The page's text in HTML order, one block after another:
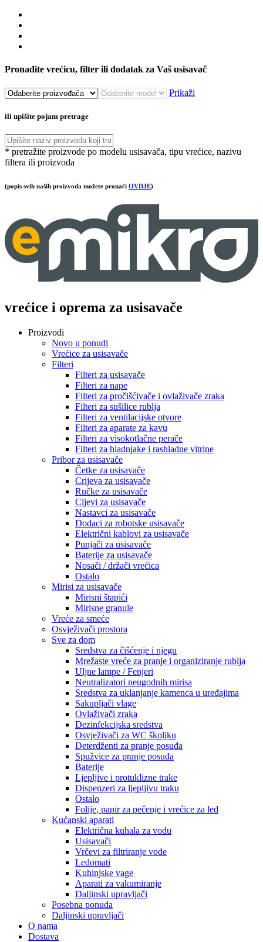
Pronađite vrećicu, filter ili dodatak za Vaš usisavač
Prikaži
ili upišite pojam pretrage
* pretražite proizvode po modelu usisavača, tipu vrećice, nazivu
filtera ili proizvoda
(popis svih naših proizvoda možete pronaći OVDJE)
vrećice i oprema za usisavače
Proizvodi
Novo u ponudi
Vrećice za usisavače
Filteri
Filteri za usisavače
Filteri za nape
Filteri za pročišćivače i ovlaživače zraka
Filteri za sušilice rublja
Filteri za ventilacijske otvore
Filteri za aparate za kavu
Filteri za visokotlačne perače
Filteri za hladnjake i rashladne vitrine
Pribor za usisavače
Četke za usisavače
Crijeva za usisavače
Ručke za usisavače
Cijevi za usisavače
Nastavci za usisavače
Dodaci za robotske usisavače
Električni kablovi za usisavače
Punjači za usisavače
Baterije za usisavače
Nosači / držači vrećica
Ostalo
Mirisi za usisavače
Mirisni štapići
Mirisne granule
Vreće za smeće
Osvježivači prostora
Sve za dom
Sredstva za čišćenje i njegu
Mrežaste vreće za pranje i organiziranje rublja
Uljne lampe / Fenjeri
Neutralizatori neugodnih mirisa
Sredstva za uklanjanje kamenca u uređajima
Sakupljači vlage
Ovlaživači zraka
Dezinfekcijska sredstva
Osvježivači za WC školjku
Deterdženti za pranje posuđa
Spužvice za pranje posuđa
Baterije
Ljepljive i protuklizne trake
Dispenzeri za ljepljivu traku
Ostalo
Folije, papir za pečenje i vrećice za led
Kućanski aparati
Električna kuhala za vodu
Usisavači
Vrčevi za filtriranje vode
Ledomati
Kuhinjske vage
Aparati za vakumiranje
Daljinski upravljači
Posebna ponuda
Daljinski upravljači
O nama
Dostava